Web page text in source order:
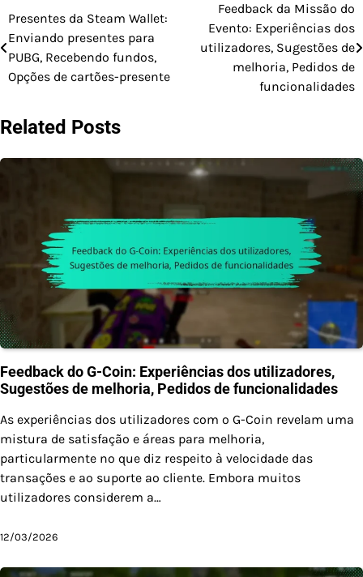
Post
navigation
Presentes da Steam Wallet:
Enviando presentes para
PUBG, Recebendo fundos,
Opções de cartões-presente
Feedback da Missão do
Evento: Experiências dos
utilizadores, Sugestões de
melhoria, Pedidos de
funcionalidades
Related Posts
Feedback do G-Coin: Experiências dos utilizadores,
Sugestões de melhoria, Pedidos de funcionalidades
As experiências dos utilizadores com o G-Coin revelam uma
mistura de satisfação e áreas para melhoria,
particularmente no que diz respeito à velocidade das
transações e ao suporte ao cliente. Embora muitos
utilizadores considerem a…
12/03/2026